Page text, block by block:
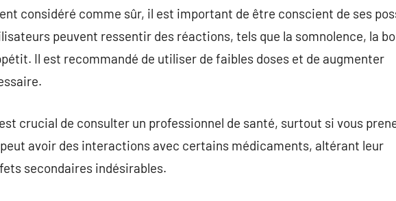
considéré comme sûr, il est important de être conscient de ses
peuvent ressentir des réactions, tels que la somnolence, la
Il est recommandé de utiliser de faibles doses et de augmenter
crucial de consulter un professionnel de santé, surtout si vous
peut avoir des interactions avec certains médicaments, altérant leur
secondaires indésirables.